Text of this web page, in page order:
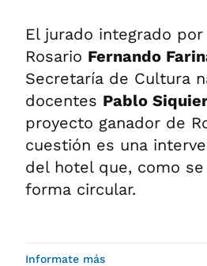
El jurado integrado por
Rosario Fernando
Secretaría de Cultura
docentes Pablo
proyecto ganador de
cuestión es una
del hotel que, como
forma circular.
Informate más